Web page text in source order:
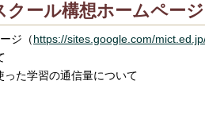
クール構想ホームページ
ジ（https://sites.google.com/
た学習の通信量について